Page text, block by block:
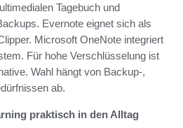
Tagebuch und
Evernote eignet sich als
Microsoft OneNote integriert
Für hohe Verschlüsselung ist
Wahl hängt von Backup-,
ab.
praktisch in den Alltag